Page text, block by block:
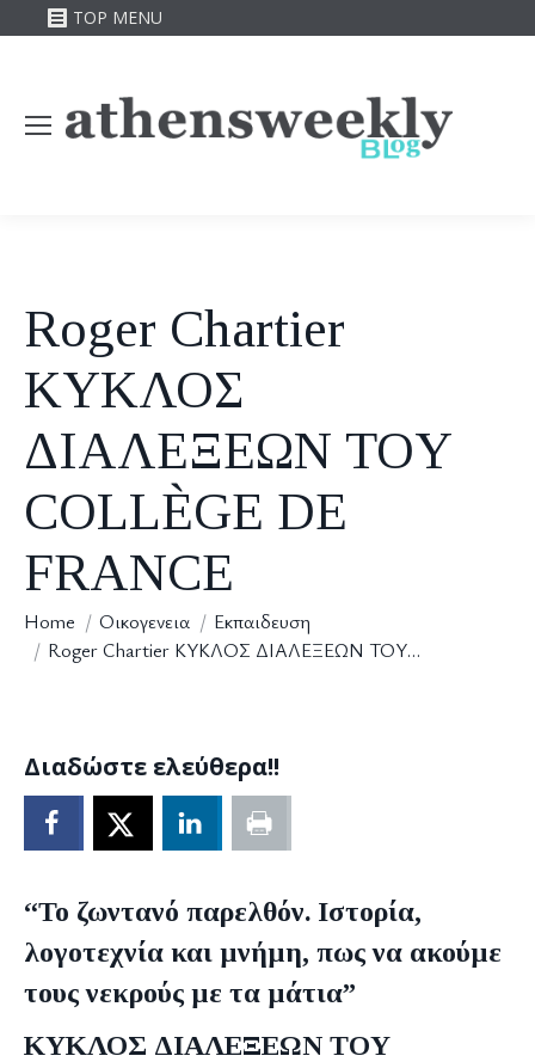
TOP MENU
Roger Chartier
ΚΥΚΛΟΣ
ΔΙΑΛΕΞΕΩΝ TOY
COLLÈGE DE
FRANCE
You are here:
Home Οικογενεια
Εκπαιδευση
Roger Chartier ΚΥΚΛΟΣ ΔΙΑΛΕΞΕΩΝ TOY…
Διαδώστε ελεύθερα!!
“Το ζωντανό παρελθόν. Ιστορία,
λογοτεχνία και µνήµη, πως να ακούµε
τους νεκρούς µε τα µάτια”
ΚΥΚΛΟΣ ΔΙΑΛΕΞΕΩΝ TOY